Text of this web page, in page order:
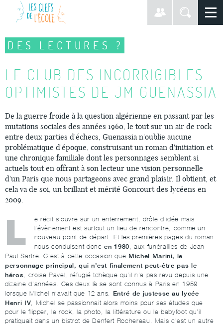
DES LECTURES ?
LE CLUB DES INCORRIGIBLES
OPTIMISTES DE JM GUENASSIA
De la guerre froide à la question algérienne en passant par les
mutations sociales des années 1960, le tout sur un air de rock
entre deux parties d'échecs, Guenassia n'oublie aucune
problématique d'époque, construisant un roman d'initiation et
une chronique familiale dont les personnages semblent si
actuels tout en offrant à son lecteur une vision personnelle
d'un Paris que nous partageons avec grand plaisir. Il obtient, et
cela va de soi, un brillant et mérité Goncourt des lycéens en
2009.
L
e récit s’ouvre sur un enterrement, drôle d'idée mais
l'évènement est surtout un lieu de rencontre, comme un
nouveau point de départ. Et les premières pages du roman
nous conduisent doncen 1980, aux funérailles de Jean
Paul Sartre. C’est à cette occasion que Michel Marini, le
personnage principal, qui n’est finalement peut-être pas le
héros, croise Pavel, réfugié tchèque qu’il n’a pas revu depuis une
dizaine d’années. Ces deux là se sont connus à Paris en 1959
lorsque Michel n’avait que 12 ans. Entré de justesse au lycée
Henri IV, Michel se passionnait alors moins pour ses études que
pour le flipper, le rock, la photo, la littérature ou le babyfoot qu’il
pratiquait dans un bistrot de Denfert Rochereau. Mais c’est un autre